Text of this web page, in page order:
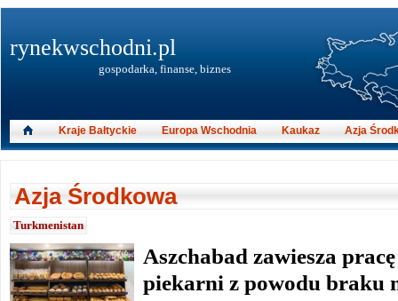
Azja Środkowa
Turkmenistan
Aszchabad zawiesza
piekarni z powodu braku
rynekwschodni.pl
gospodarka, finanse, biznes
Kraje Bałtyckie Europa Wschodnia Kaukaz Azja